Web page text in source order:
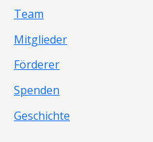
Team
Mitglieder
Förderer
Spenden
Geschichte